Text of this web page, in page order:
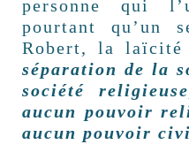
personne qui
pourtant qu’un
Robert, la
séparation de la
société
aucun pouvoir
aucun pouvoir